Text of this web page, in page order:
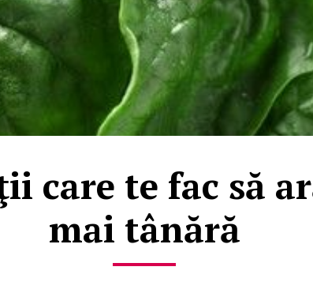
care te fac să
mai tânără